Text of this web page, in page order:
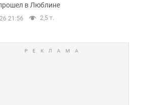
в Люблине
21:56 2,5 т.